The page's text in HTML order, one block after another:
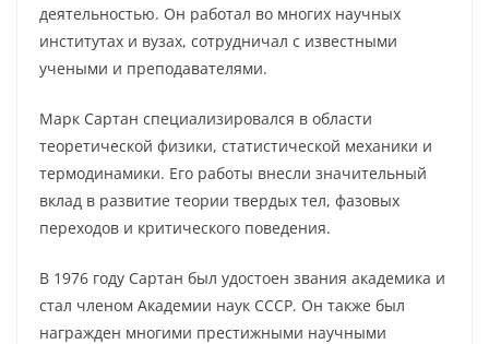
деятельностью. Он работал во многих научных
институтах и вузах, сотрудничал с известными
учеными и преподавателями.
Марк Сартан специализировался в области
теоретической физики, статистической механики и
термодинамики. Его работы внесли значительный
вклад в развитие теории твердых тел, фазовых
переходов и критического поведения.
В 1976 году Сартан был удостоен звания академика и
стал членом Академии наук СССР. Он также был
награжден многими престижными научными